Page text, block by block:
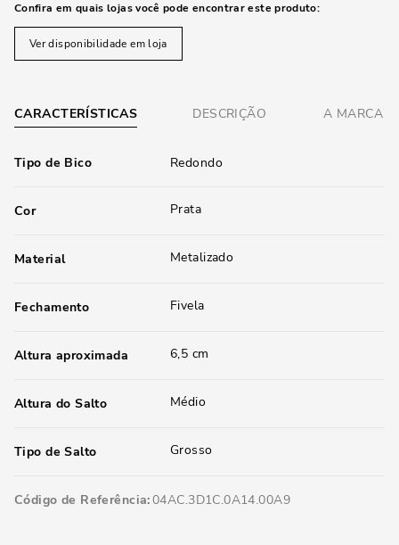
Confira em quais lojas você pode encontrar este produto:
Ver disponibilidade em loja
CARACTERÍSTICAS DESCRIÇÃO A MARCA
Tipo de Bico Redondo
Cor Prata
Material Metalizado
Fechamento Fivela
Altura aproximada 6,5 cm
Altura do Salto Médio
Tipo de Salto Grosso
Código de Referência 04AC.3D1C.0A14.00A9